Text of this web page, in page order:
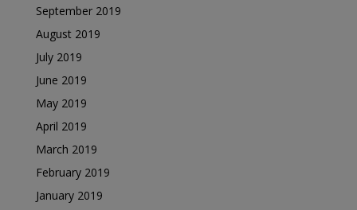
September 2019
August 2019
July 2019
June 2019
May 2019
April 2019
March 2019
February 2019
January 2019